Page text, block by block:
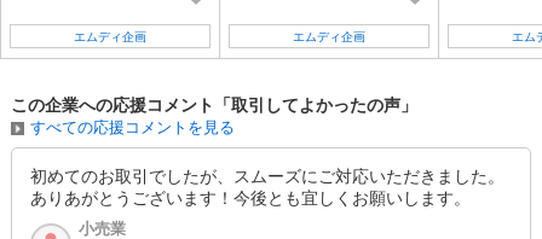
エムディ企画 エムディ企画 エム
この企業への応援コメント「取引してよかったの声」
すべての応援コメントを見る
初めてのお取引でしたが、スムーズにご対応いただきました。
ありあがとうございます！今後とも宜しくお願いします。
小売業